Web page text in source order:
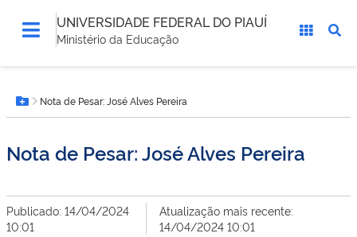
UNIVERSIDADE FEDERAL DO PIAUÍ
Ministério da Educação
está
aqui:Botão Menu
Nota de Pesar: José Alves Pereira
Nota de Pesar: José Alves Pereira
Publicado: 14/04/2024
10:01
Atualização mais recente:
14/04/2024 10:01